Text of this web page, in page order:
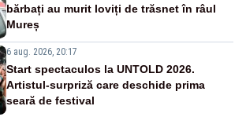
bărbați au murit loviți de trăsnet în râul
Mureș
6 aug. 2026, 20:17
Start spectaculos la UNTOLD 2026.
Artistul-surpriză care deschide prima
seară de festival